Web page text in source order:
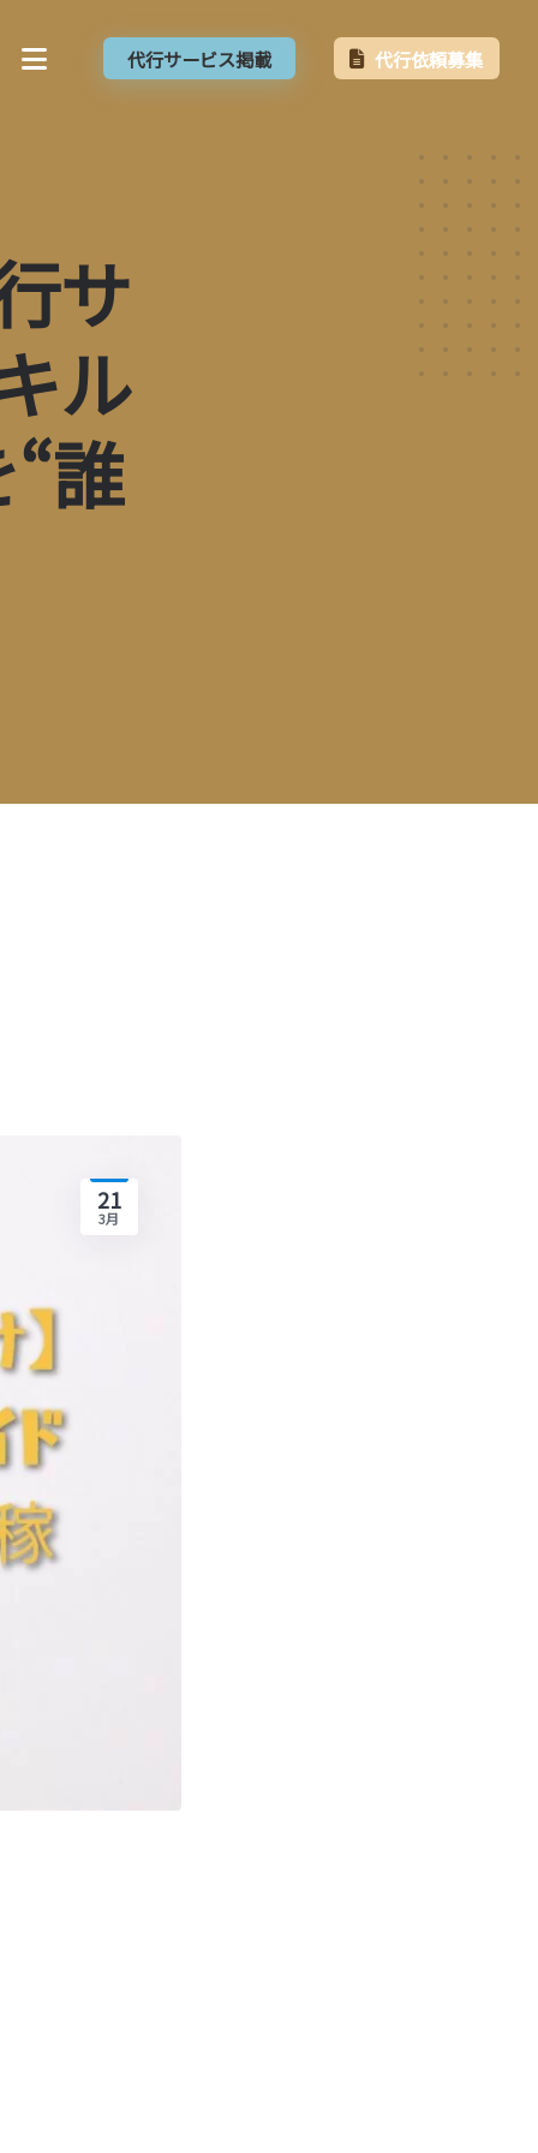
代行サービス掲載 代行依頼募集
サ
ル
誰
21
3月